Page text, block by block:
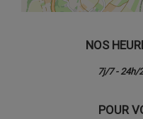
NOS
7j/7 - 24h/
POUR